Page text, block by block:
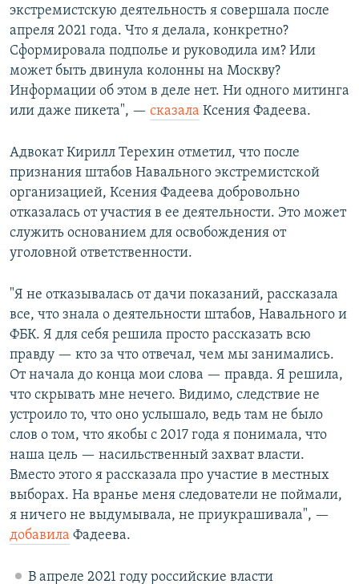
экстремистскую деятельность я совершала после
апреля 2021 года. Что я делала, конкретно?
Сформировала подполье и руководила им? Или
может быть двинула колонны на Москву?
Информации об этом в деле нет. Ни одного митинга
или даже пикета", — сказала Ксения Фадеева.
Адвокат Кирилл Терехин отметил, что после
признания штабов Навального экстремистской
организацией, Ксения Фадеева добровольно
отказалась от участия в ее деятельности. Это может
служить основанием для освобождения от
уголовной ответственности.
"Я не отказывалась от дачи показаний, рассказала
все, что знала о деятельности штабов, Навального и
ФБК. Я для себя решила просто рассказать всю
правду — кто за что отвечал, чем мы занимались.
От начала до конца мои слова — правда. Я решила,
что скрывать мне нечего. Видимо, следствие не
устроило то, что оно услышало, ведь там не было
слов о том, что якобы с 2017 года я понимала, что
наша цель — насильственный захват власти.
Вместо этого я рассказала про участие в местных
выборах. На вранье меня следователи не поймали,
я ничего не выдумывала, не приукрашивала", —
добавила Фадеева.
В апреле 2021 году российские власти